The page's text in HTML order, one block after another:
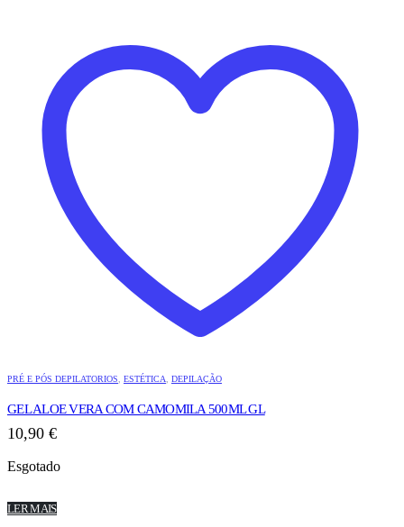
PRÉ E PÓS DEPILATORIOS ESTÉTICA DEPILAÇÃO
GEL ALOE VERA COM CAMOMILA 500ML GL
10,90 €
Esgotado
LER MAIS